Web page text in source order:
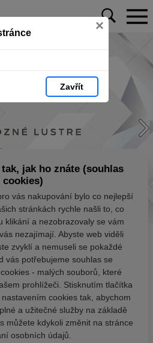
×
Zavřít
jak ho znáte (souhlas
cookies)
vás nakupování bylo co nejlepší
stránkách rychle našli to, co
klikání a nezobrazovaly se vám
nezajímají. Abyste web viděli
zvyklí a nemuseli se pokaždé
vás potřebujeme souhlas se
- malých souborů, které
prohlížeči. Stisknutím tlačítka
nastavením cookies tak, abychom
a užitečné služby na základě
můžete kdykoli změnit na stránce
osobních údajů.